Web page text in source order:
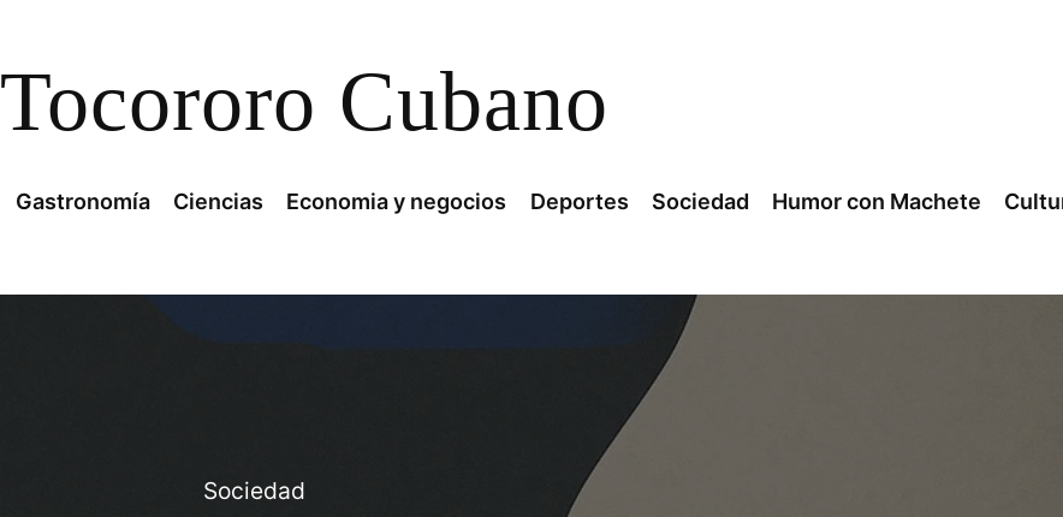
Tocororo Cubano
Gastronomía Ciencias Economia y negocios Deportes Sociedad Humor con Machete
Sociedad